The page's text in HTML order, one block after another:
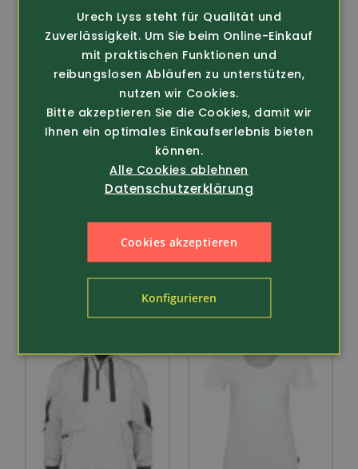
Maler Sweat-
Arbeitsjacke Velox
Art.-Nr. 386214
Snickers Workwear
Allround Cap (9079)
25.-
Urech Lyss steht für Qualität und
Zuverlässigkeit. Um Sie beim Online-Einkauf
mit praktischen Funktionen und
reibungslosen Abläufen zu unterstützen,
nutzen wir Cookies.
Bitte akzeptieren Sie die Cookies, damit wir
Ihnen ein optimales Einkaufserlebnis bieten
können.
Alle Cookies ablehnen
Datenschutzerklärung
Cookies akzeptieren
Konfigurieren